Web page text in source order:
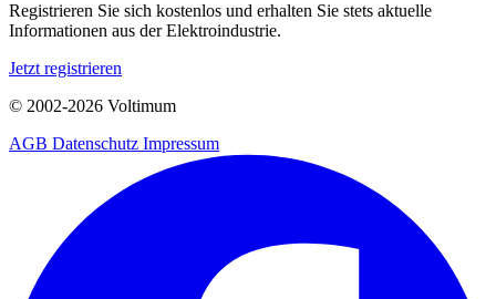
Registrieren Sie sich kostenlos und erhalten Sie stets aktuelle
Informationen aus der Elektroindustrie.
Jetzt registrieren
© 2002-2026 Voltimum
AGB Datenschutz Impressum